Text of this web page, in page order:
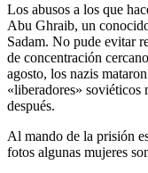
Los abusos a los que
Abu Ghraib, un
Sadam. No pude evitar
de concentración
agosto, los nazis
«liberadores» soviéticos
después.
Al mando de la prisión
fotos algunas mujeres